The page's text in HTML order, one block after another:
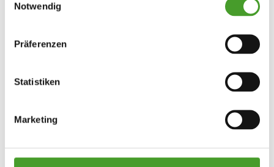
Notwendig
Präferenzen
Statistiken
Marketing